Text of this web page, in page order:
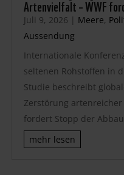
Artenvielfalt – WWF
Juli 9, 2026 | Meere,
Aussendung
Internationale
seltenen Rohstoffen in
Studie beschreibt
Zerstörung artenreicher
fordert Stopp der
mehr lesen